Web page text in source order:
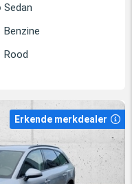
Sedan
Benzine
Rood
Erkende merkdealer